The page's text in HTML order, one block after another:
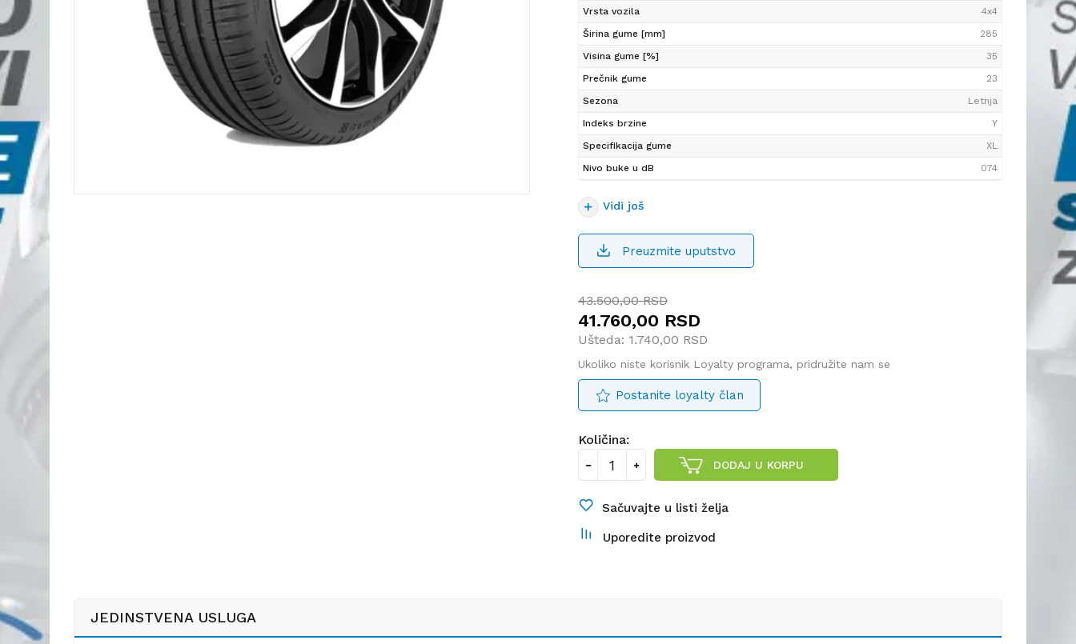
Vrsta vozila
4x4
Širina gume [mm]
285
Visina gume [%]
35
Prečnik gume
23
Sezona
Letnja
Indeks brzine
Y
Specifikacija gume
XL
Nivo buke u dB
074
Vidi još
Preuzmite uputstvo
43.500,00 RSD
41.760,00 RSD
Ušteda: 1.740,00 RSD
Ukoliko niste korisnik Loyalty programa, pridružite nam se
Postanite loyalty član
Količina:
DODAJ U KORPU
Sačuvajte u listi želja
Uporedite proizvod
JEDINSTVENA USLUGA